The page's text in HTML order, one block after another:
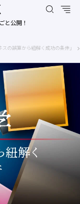
と公開！
の誤算から紐解く成功の条件」